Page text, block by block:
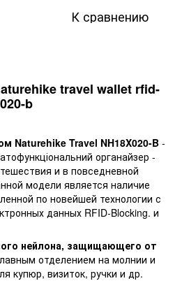
К сравнению
travel wallet rfid-
b
Naturehike Travel NH18X020-B -
органайзер -
и в повседневной
модели является наличие
по новейшей технологии с
данных RFID-Blocking. и
нейлона, защищающего от
отделением на молнии и
купюр, визиток, ручки и др.